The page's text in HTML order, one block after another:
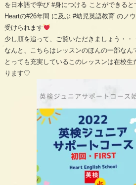
を日本語で学び #身につける ことができると
Heartの#26年間 に及ぶ #幼児英語教育のノウ
受けられます
少し順を追って、ご覧いただきましょう・・
なんと、こちらはレッスンのほんの一部なん
とっても充実しているこのレッスンは在校
ります♡